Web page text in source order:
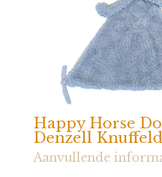
Happy Horse
Denzell
Aanvullende